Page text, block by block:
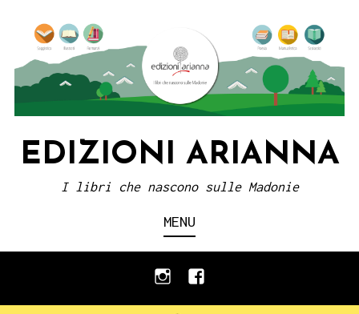
content
EDIZIONI ARIANNA
I libri che nascono sulle Madonie
MENU
instagramfacebook